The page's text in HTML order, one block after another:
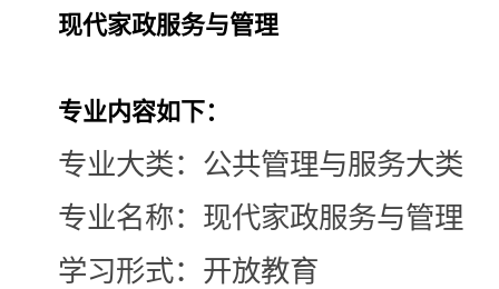
现代家政服务与管理
专业内容如下：
专业大类：公共管理与服务大类
专业名称：现代家政服务与管理
学习形式：开放教育